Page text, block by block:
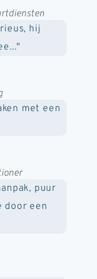
hij
met een
puur
door een